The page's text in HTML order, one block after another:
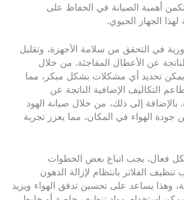
أهمية الصيانة في الحفاظ على
الجهاز الحيوي.
في التحقق من سلامة الأجهزة، وتقليل
عن الأعطال المفاجئة. من خلال
تحديد أي مشكلات بشكل مبكر، مما
التكاليف الإضافية الناتجة عن
بالإضافة إلى ذلك، من خلال صيانة الهود
جودة الهواء في المكان، مما يعزز تجربة
فعال، يجب اتباع بعض الخطوات
تنظيف الفلاتر بانتظام لإزالة الدهون
وهذا يساعد على تحسين تدفق الهواء ويزيد